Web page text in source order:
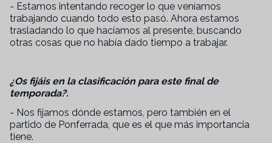
- Estamos intentando recoger lo que veníamos
trabajando cuando todo esto pasó. Ahora estamos
trasladando lo que hacíamos al presente, buscando
otras cosas que no había dado tiempo a trabajar.
¿Os fijáis en la clasificación para este final de
temporada?.
- Nos fijamos dónde estamos, pero también en el
partido de Ponferrada, que es el que más importancia
tiene.